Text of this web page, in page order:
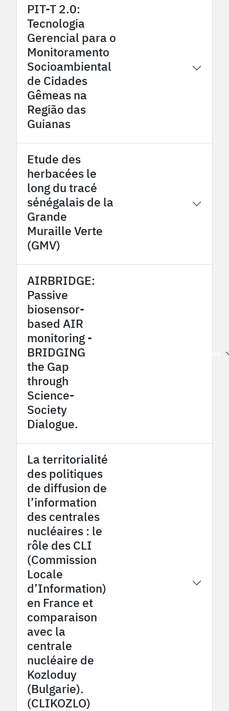
PIT-T 2.0:
Tecnologia
Gerencial para o
Monitoramento
Socioambiental
de Cidades
Gêmeas na
Região das
Guianas
Etude des
herbacées le
long du tracé
sénégalais de la
Grande
Muraille Verte
(GMV)
AIRBRIDGE:
Passive
biosensor-
based AIR
monitoring -
BRIDGING
the Gap
through
Science-
Society
Dialogue.
OHMi Tessékéré
La territorialité
des politiques
de diffusion de
l’information
des centrales
nucléaires : le
rôle des CLI
(Commission
Locale
d’Information)
en France et
comparaison
avec la
centrale
nucléaire de
Kozloduy
(Bulgarie).
(CLIKOZLO)